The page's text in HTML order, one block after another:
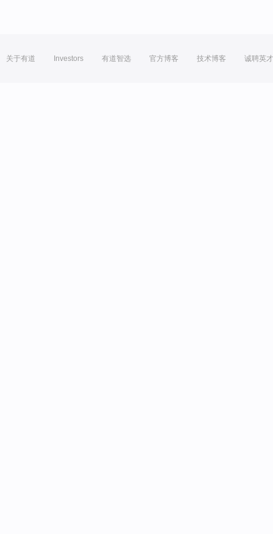
关于有道 Investors 有道智选 官方博客 技术博客 诚聘英才